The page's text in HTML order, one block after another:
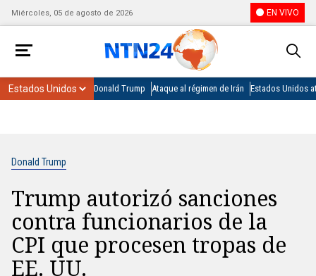
Miércoles, 05 de agosto de 2026 EN VIVO
Donald Trump Ataque al régimen de Irán Estados Unidos
Donald Trump
Trump autorizó sanciones
contra funcionarios de la
CPI que procesen tropas de
EE. UU.